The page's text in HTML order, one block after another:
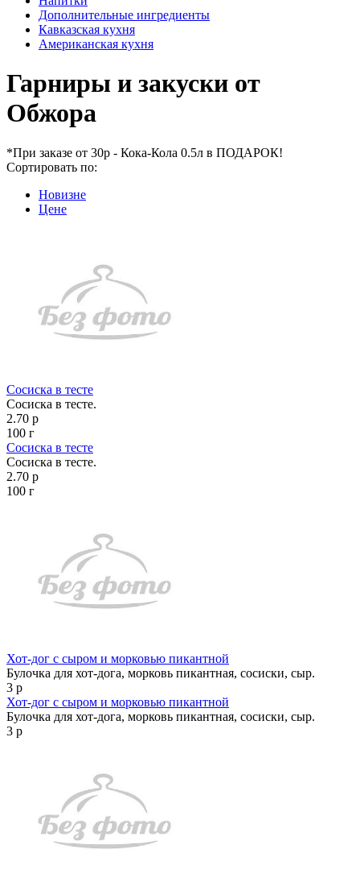
Дополнительные ингредиенты
Кавказская кухня
Американская кухня
Гарниры и закуски от
Обжора
*При заказе от 30р - Кока-Кола 0.5л в ПОДАРОК!
Сортировать по:
Новизне
Цене
Сосиска в тесте
Сосиска в тесте.
2.70 р
100 г
Сосиска в тесте
Сосиска в тесте.
2.70 р
100 г
Хот-дог с сыром и морковью пикантной
Булочка для хот-дога, морковь пикантная, сосиски, сыр.
3 р
Хот-дог с сыром и морковью пикантной
Булочка для хот-дога, морковь пикантная, сосиски, сыр.
3 р